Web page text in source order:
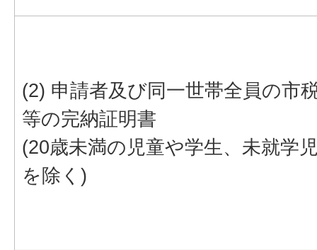
(2) 申請者及び同一世帯全員の市
等の完納証明書
(20歳未満の児童や学生、未就学
を除く)